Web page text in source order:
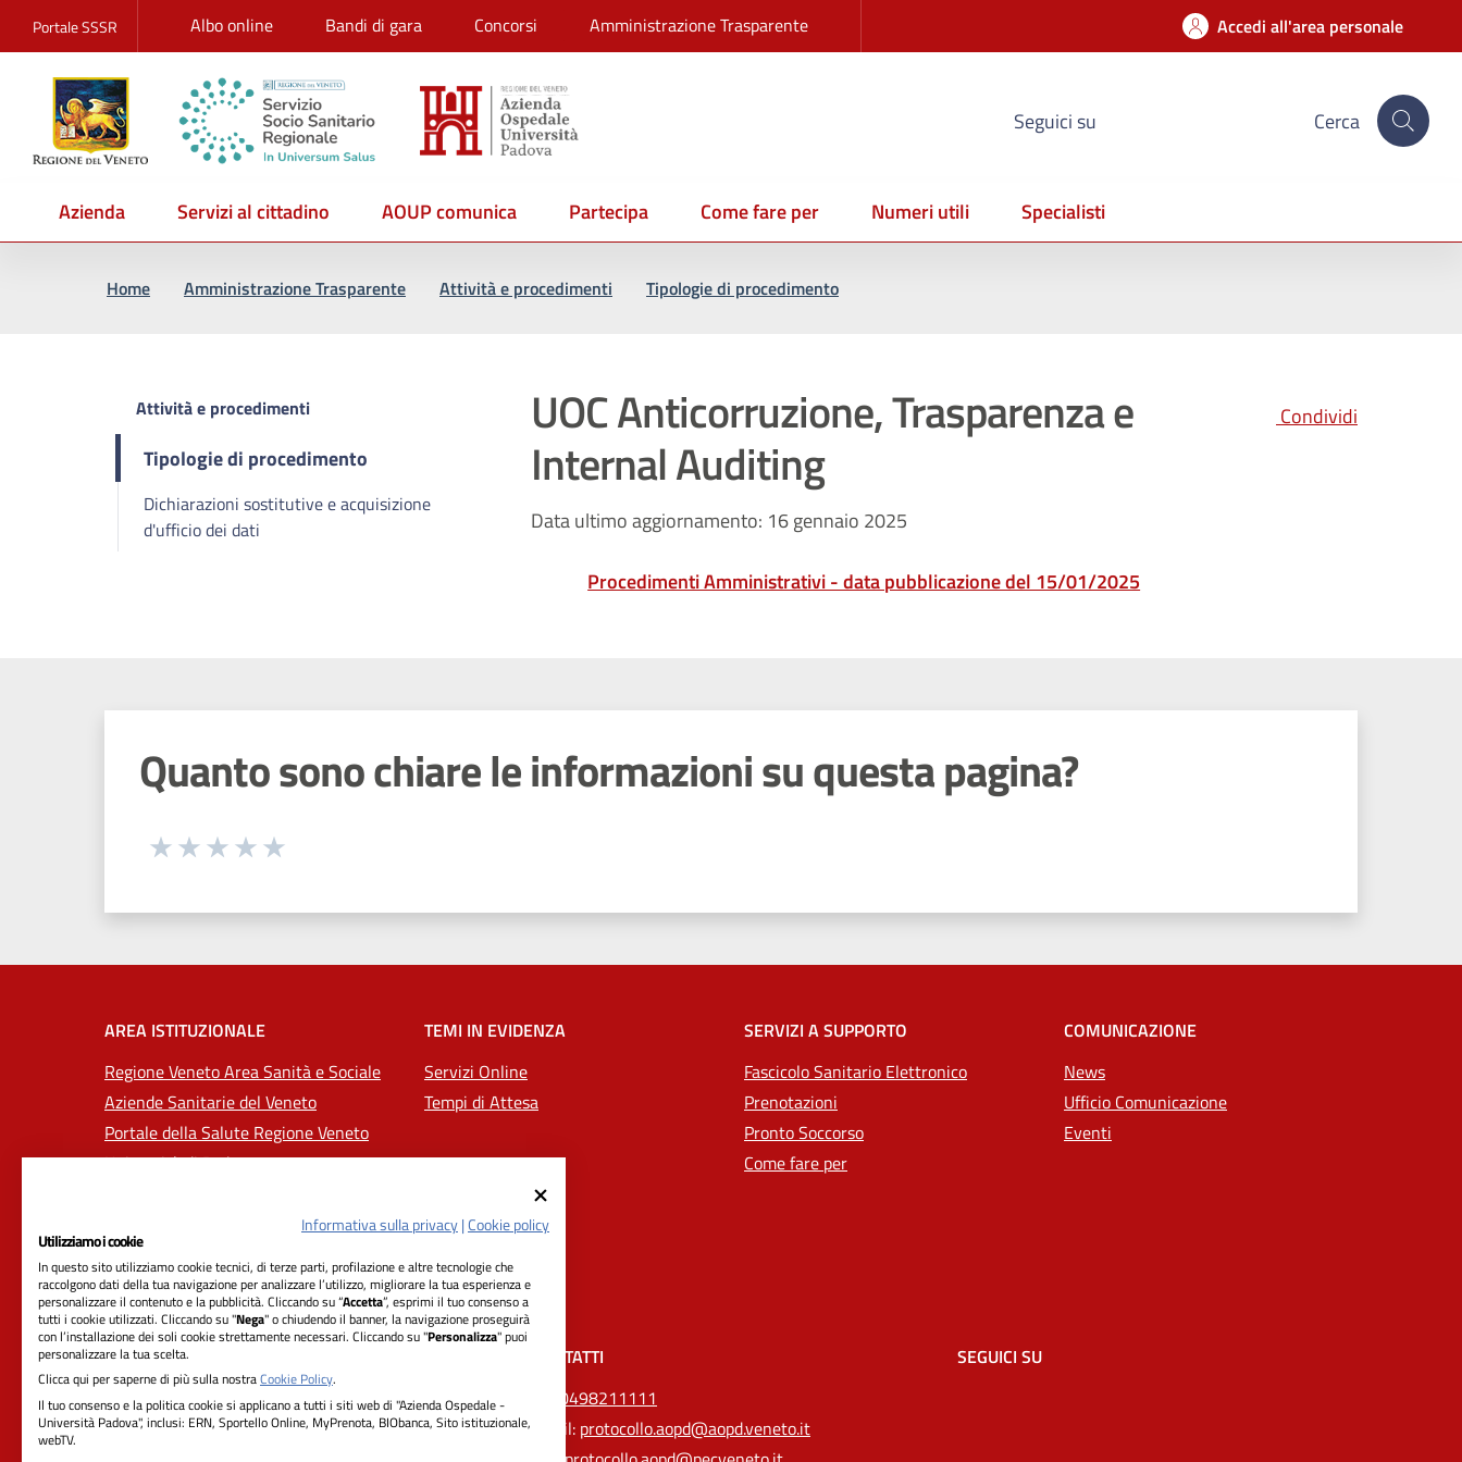
Portale SSSR Albo online Bandi di gara Concorsi Amministrazione Trasparente Accedi all'area personale
Seguici su Cerca
Azienda Servizi al cittadino AOUP comunica Partecipa Come fare per Numeri utili
Specialisti
Home Amministrazione Trasparente Attività e procedimenti Tipologie di procedimento
Attività e procedimenti
Tipologie di procedimento
Dichiarazioni sostitutive e acquisizione
d'ufficio dei dati
UOC Anticorruzione, Trasparenza e
Internal Auditing
Condividi
Data ultimo aggiornamento: 16 gennaio 2025
Procedimenti Amministrativi - data pubblicazione del 15/01/2025
Quanto sono chiare le informazioni su questa pagina?
Seleziona una valutazione da 1 a 5 stelle
AREA ISTITUZIONALE
Regione Veneto Area Sanità e Sociale
Aziende Sanitarie del Veneto
Portale della Salute Regione Veneto
Università di Padova
TEMI IN EVIDENZA
Servizi Online
Tempi di Attesa
SERVIZI A SUPPORTO
Fascicolo Sanitario Elettronico
Prenotazioni
Pronto Soccorso
Come fare per
COMUNICAZIONE
News
Ufficio Comunicazione
Eventi
RIFERIMENTI
Azienda Ospedale-Università Padova
Sede Legale:
CONTATTI
0498211111
Email: protocollo.aopd@aopd.veneto.it
SEGUICI SU
Informativa sulla privacy|Cookie policy
Utilizziamo i cookie
In questo sito utilizziamo cookie tecnici, di terze parti, profilazione e altre tecnologie che
raccolgono dati della tua navigazione per analizzare l’utilizzo, migliorare la tua esperienza e
personalizzare il contenuto e la pubblicità. Cliccando su “Accetta”, esprimi il tuo consenso a
tutti i cookie utilizzati. Cliccando su "Nega" o chiudendo il banner, la navigazione proseguirà
con l’installazione dei soli cookie strettamente necessari. Cliccando su "Personalizza" puoi
personalizzare la tua scelta.
Clicca qui per saperne di più sulla nostraCookie Policy.
Il tuo consenso e la politica cookie si applicano a tutti i siti web di "Azienda Ospedale -
Università Padova", inclusi: ERN, Sportello Online, MyPrenota, BIObanca, Sito istituzionale,
webTV.